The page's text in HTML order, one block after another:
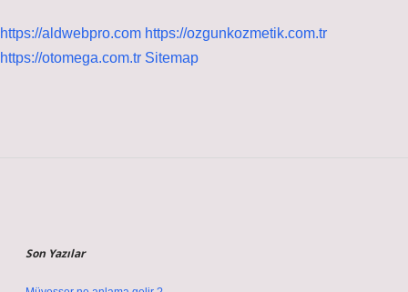
https://aldwebpro.com https://ozgunkozmetik.com.tr
https://otomega.com.tr Sitemap
Son Yazılar